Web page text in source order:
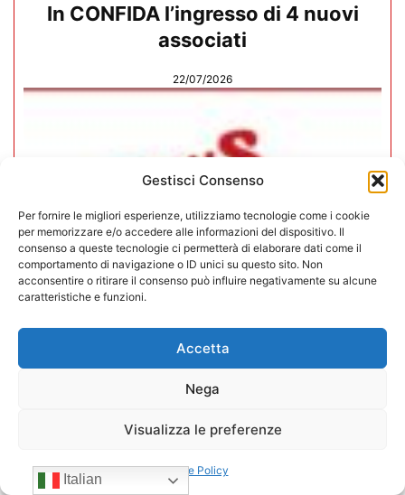
Gestisci Consenso
Per fornire le migliori esperienze, utilizziamo tecnologie come i cookie
per memorizzare e/o accedere alle informazioni del dispositivo. Il
consenso a queste tecnologie ci permetterà di elaborare dati come il
comportamento di navigazione o ID unici su questo sito. Non
acconsentire o ritirare il consenso può influire negativamente su alcune
caratteristiche e funzioni.
Accetta
Nega
Visualizza le preferenze
Cookie Policy
In CONFIDA l’ingresso di 4 nuovi
associati
22/07/2026
CONFIDA Servizi srl presenta il
nuovo Consiglio di Amministrazione
17/07/2026
Italian